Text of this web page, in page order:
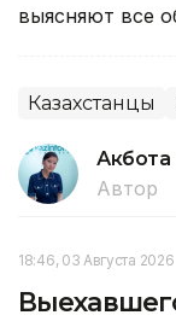
выясняют все
Казахстанцы
Акбота
Автор
18:46, 03 Августа 2026